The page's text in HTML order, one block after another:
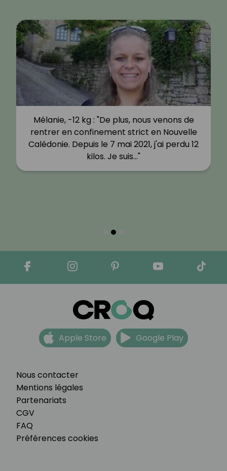
Mélanie, -12 kg : "De plus, nous venons de
rentrer en confinement strict en Nouvelle
Calédonie. Depuis le 7 mai 2021, j'ai perdu 12
kilos. Je suis…"
Nous contacter
Mentions légales
Partenariats
CGV
FAQ
Préférences cookies
Apple Store Google Play